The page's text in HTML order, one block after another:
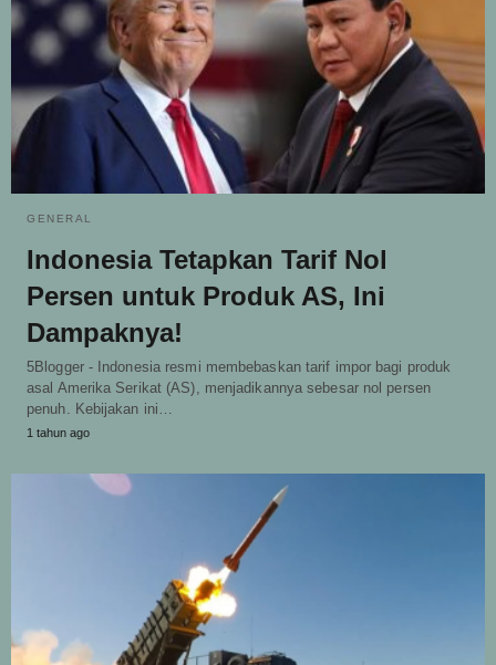
GENERAL
Indonesia Tetapkan Tarif Nol
Persen untuk Produk AS, Ini
Dampaknya!
5Blogger - Indonesia resmi membebaskan tarif impor bagi produk
asal Amerika Serikat (AS), menjadikannya sebesar nol persen
penuh. Kebijakan ini…
1 tahun ago